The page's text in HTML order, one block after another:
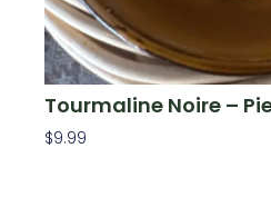
Tourmaline Noire –
$9.99